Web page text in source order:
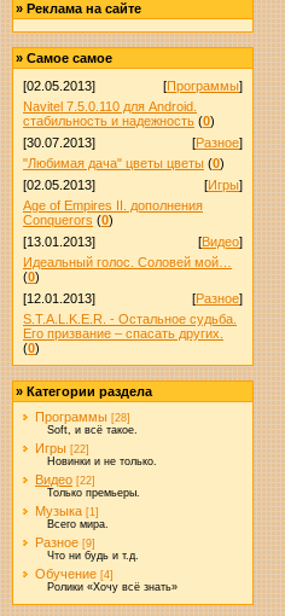
» Реклама на сайте
» Самое самое
[02.05.2013]
[Программы]
Navitel 7.5.0.110 для Android.
стабильность и надежность (0)
[30.07.2013]
[Разное]
"Любимая дача" цветы цветы (0)
[02.05.2013]
[Игры]
Age of Empires II. дополнения
Conquerors (0)
[13.01.2013]
[Видео]
Идеальный голос. Соловей мой…
(0)
[12.01.2013]
[Разное]
S.T.A.L.K.E.R. - Остальное судьба.
Его призвание – спасать других.
(0)
» Категории раздела
Программы [28]
Soft, и всё такое.
Игры [22]
Новинки и не только.
Видео [22]
Только премьеры.
Музыка [1]
Всего мира.
Разное [9]
Что ни будь и т.д.
Обучение [4]
Ролики «Хочу всё знать»